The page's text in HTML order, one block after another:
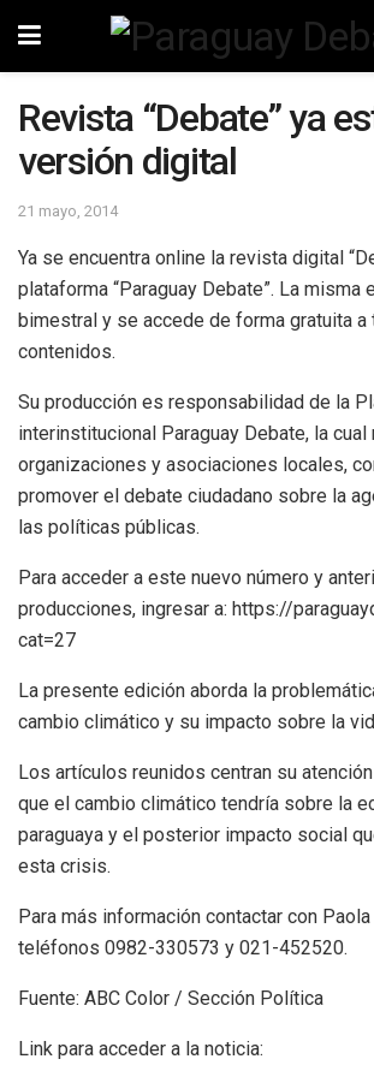
Revista “Debate” ya
versión digital
21 mayo, 2014
Ya se encuentra online la revista digital
plataforma “Paraguay Debate”. La misma
bimestral y se accede de forma gratuita
contenidos.
Su producción es responsabilidad de la
interinstitucional Paraguay Debate, la
organizaciones y asociaciones locales,
promover el debate ciudadano sobre la
las políticas públicas.
Para acceder a este nuevo número y
producciones, ingresar a: https://
cat=27
La presente edición aborda la
cambio climático y su impacto sobre la
Los artículos reunidos centran su
que el cambio climático tendría sobre la
paraguaya y el posterior impacto social
esta crisis.
Para más información contactar con
teléfonos 0982-330573 y 021-452520.
Fuente: ABC Color / Sección Política
Link para acceder a la noticia: